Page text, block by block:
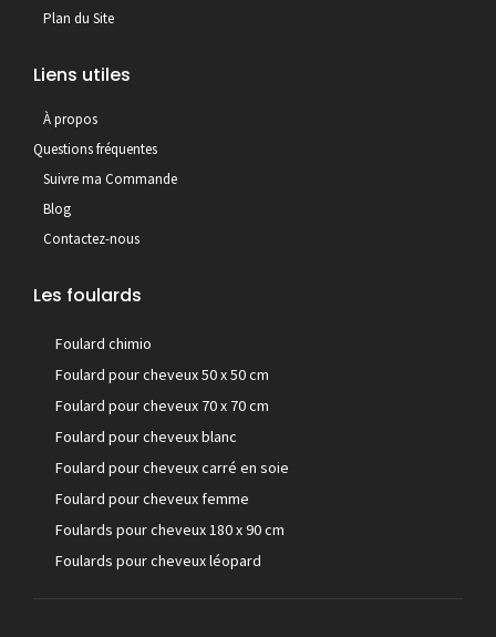
Plan du Site
Liens utiles
À propos
Questions fréquentes
Suivre ma Commande
Blog
Contactez-nous
Les foulards
Foulard chimio
Foulard pour cheveux 50 x 50 cm
Foulard pour cheveux 70 x 70 cm
Foulard pour cheveux blanc
Foulard pour cheveux carré en soie
Foulard pour cheveux femme
Foulards pour cheveux 180 x 90 cm
Foulards pour cheveux léopard